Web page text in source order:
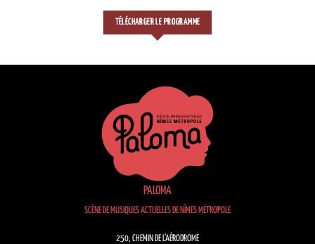
TÉLÉCHARGER LE PROGRAMME
PALOMA
SCÈNE DE MUSIQUES ACTUELLES DE NÎMES MÉTROPOLE
250, CHEMIN DE L’AÉRODROME